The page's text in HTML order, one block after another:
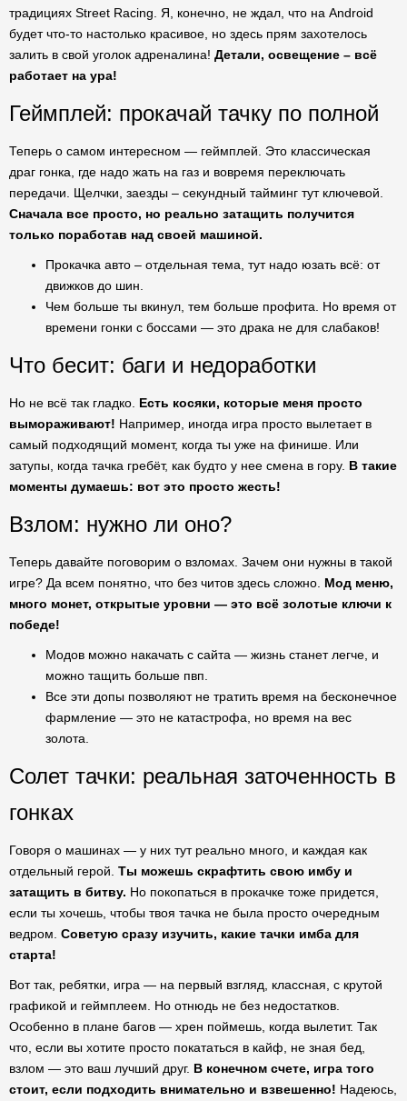
традициях Street Racing. Я, конечно, не ждал, что на Android
будет что-то настолько красивое, но здесь прям захотелось
залить в свой уголок адреналина! Детали, освещение – всё
работает на ура!
Геймплей: прокачай тачку по полной
Теперь о самом интересном — геймплей. Это классическая
драг гонка, где надо жать на газ и вовремя переключать
передачи. Щелчки, заезды – секундный тайминг тут ключевой.
Сначала все просто, но реально затащить получится
только поработав над своей машиной.
Прокачка авто – отдельная тема, тут надо юзать всё: от
движков до шин.
Чем больше ты вкинул, тем больше профита. Но время от
времени гонки с боссами — это драка не для слабаков!
Что бесит: баги и недоработки
Но не всё так гладко. Есть косяки, которые меня просто
вымораживают! Например, иногда игра просто вылетает в
самый подходящий момент, когда ты уже на финише. Или
затупы, когда тачка гребёт, как будто у нее смена в гору. В такие
моменты думаешь: вот это просто жесть!
Взлом: нужно ли оно?
Теперь давайте поговорим о взломах. Зачем они нужны в такой
игре? Да всем понятно, что без читов здесь сложно. Мод меню,
много монет, открытые уровни — это всё золотые ключи к
победе!
Модов можно накачать с сайта — жизнь станет легче, и
можно тащить больше пвп.
Все эти допы позволяют не тратить время на бесконечное
фармление — это не катастрофа, но время на вес
золота.
Солет тачки: реальная заточенность в
гонках
Говоря о машинах — у них тут реально много, и каждая как
отдельный герой. Ты можешь скрафтить свою имбу и
затащить в битву. Но покопаться в прокачке тоже придется,
если ты хочешь, чтобы твоя тачка не была просто очередным
ведром. Советую сразу изучить, какие тачки имба для
старта!
Вот так, ребятки, игра — на первый взгляд, классная, с крутой
графикой и геймплеем. Но отнюдь не без недостатков.
Особенно в плане багов — хрен поймешь, когда вылетит. Так
что, если вы хотите просто покататься в кайф, не зная бед,
взлом — это ваш лучший друг. В конечном счете, игра того
стоит, если подходить внимательно и взвешенно! Надеюсь,